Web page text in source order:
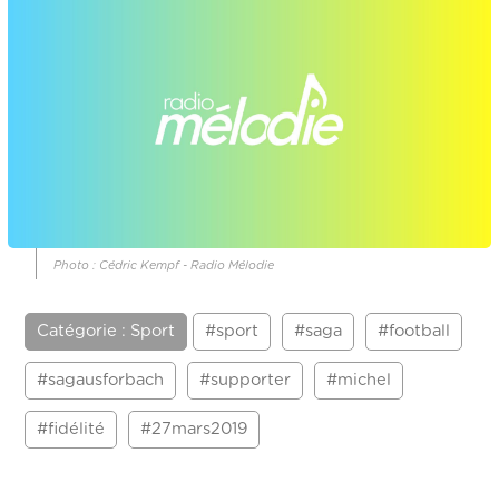
Photo : Cédric Kempf - Radio Mélodie
Catégorie : Sport #sport #saga #football
#sagausforbach #supporter #michel
#fidélité #27mars2019